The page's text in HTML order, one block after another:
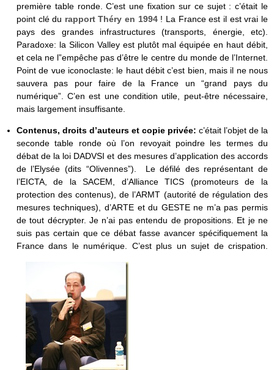
première table ronde. C’est une fixation sur ce sujet : c’était le
point clé du rapport Théry en 1994! La France est il est vrai le
pays des grandes infrastructures (transports, énergie, etc).
Paradoxe: la Silicon Valley est plutôt mal équipée en haut débit,
et cela ne l”empêche pas d’être le centre du monde de l’Internet.
Point de vue iconoclaste: le haut débit c’est bien, mais il ne nous
sauvera pas pour faire de la France un “grand pays du
numérique”. C’en est une condition utile, peut-être nécessaire,
mais largement insuffisante.
Contenus, droits d’auteurs et copie privée: c’était l’objet de la
seconde table ronde où l’on revoyait poindre les termes du
débat de la loi DADVSI et des mesures d’application des accords
de l’Elysée (dits “Olivennes”). Le défilé des représentant de
l’EICTA, de la SACEM, d’Alliance TICS (promoteurs de la
protection des contenus), de l’ARMT (autorité de régulation des
mesures techniques), d’ARTE et du GESTE ne m’a pas permis
de tout décrypter. Je n’ai pas entendu de propositions. Et je ne
suis pas certain que ce débat fasse avancer spécifiquement la
France dans le numérique. C’est plus un sujet de crispation.